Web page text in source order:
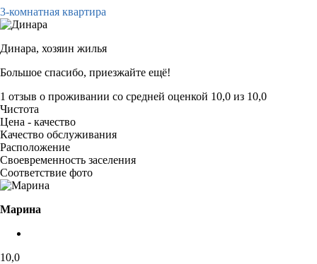
3-комнатная квартира
Динара, хозяин жилья
Большое спасибо, приезжайте ещё!
1 отзыв о проживании со средней оценкой 10,0 из 10,0
Чистота
Цена - качество
Качество обслуживания
Расположение
Своевременность заселения
Соответствие фото
Марина
10,0